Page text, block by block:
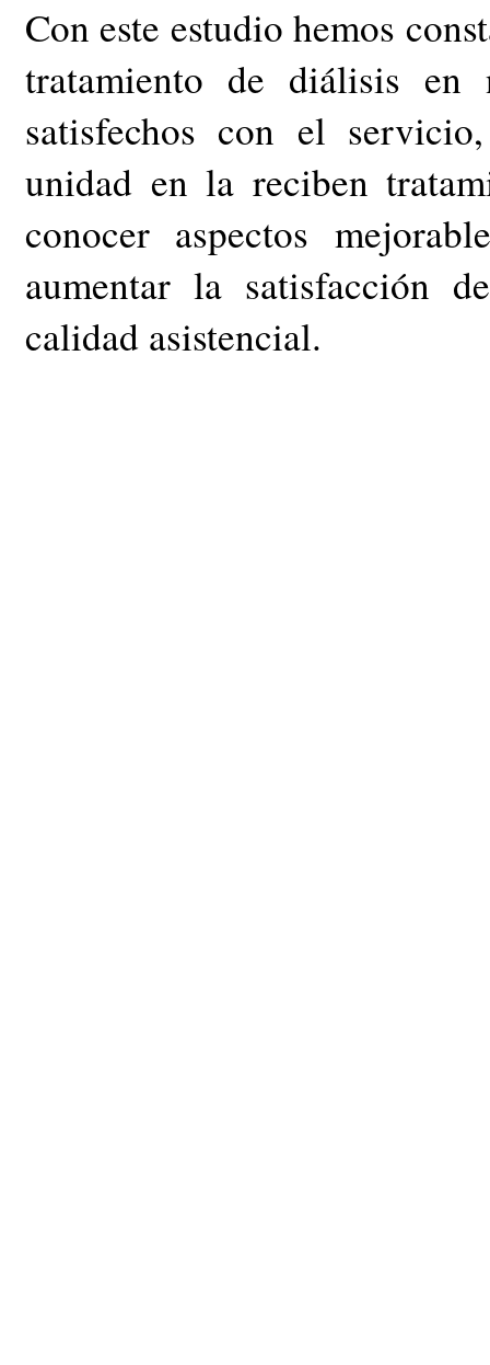
Con este estudio hemos
tratamiento de diálisis en
satisfechos con el
unidad en la reciben
conocer aspectos
aumentar la satisfacción
calidad asistencial.